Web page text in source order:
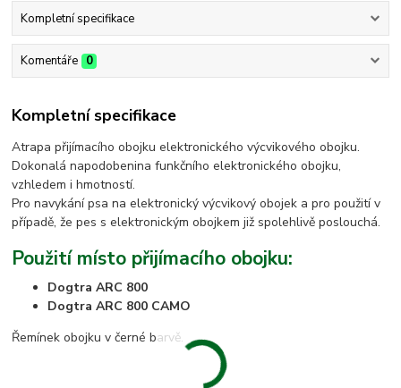
Kompletní specifikace
Komentáře 0
Kompletní specifikace
Atrapa přijímacího obojku elektronického výcvikového obojku.
Dokonalá napodobenina funkčního elektronického obojku,
vzhledem i hmotností.
Pro navykání psa na elektronický výcvikový obojek a pro použití v
případě, že pes s elektronickým obojkem již spolehlivě poslouchá.
Použití místo přijímacího obojku:
Dogtra ARC 800
Dogtra ARC 800 CAMO
Řemínek obojku v černé barvě.